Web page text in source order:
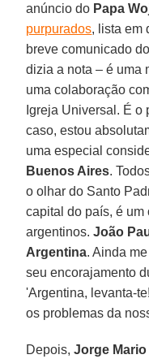
anúncio do Papa
purpurados, lista em
breve comunicado
dizia a nota – é uma
uma colaboração
Igreja Universal. É o
caso, estou
uma especial
Buenos Aires.
o olhar do Santo
capital do país, é um
argentinos.João
Argentina. Ainda
seu encorajamento
'Argentina, levanta-
os problemas da
Depois,Jorge